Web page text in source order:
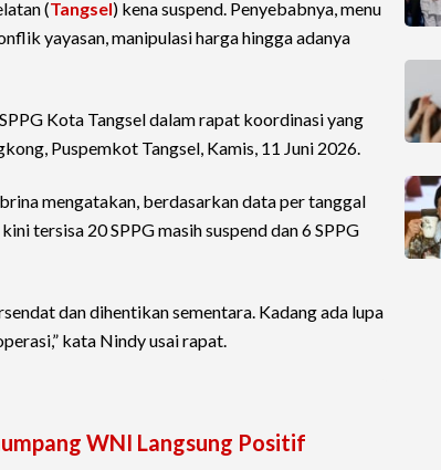
(Tangsel) kena suspend. Penyebabnya, menu
yayasan, manipulasi harga hingga adanya
Kota Tangsel dalam rapat koordinasi yang
Puspemkot Tangsel, Kamis, 11 Juni 2026.
mengatakan, berdasarkan data per tanggal
tersisa 20 SPPG masih suspend dan 6 SPPG
dan dihentikan sementara. Kadang ada lupa
kata Nindy usai rapat.
WNI Langsung Positif